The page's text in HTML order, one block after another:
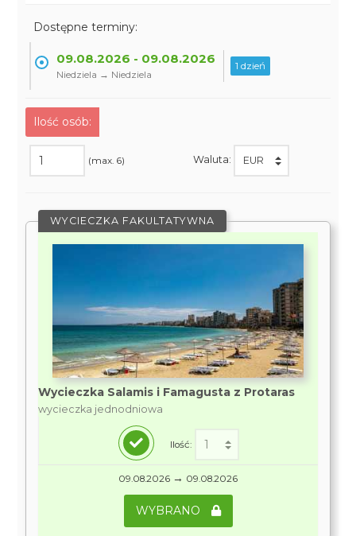
Dostępne terminy:
09.08.2026 - 09.08.2026
Niedziela → Niedziela
1 dzień
Ilość osób:
(max. 6) Waluta:
WYCIECZKA FAKULTATYWNA
Wycieczka Salamis i Famagusta z Protaras
wycieczka jednodniowa
Ilość:
09.08.2026 → 09.08.2026
WYBRANO